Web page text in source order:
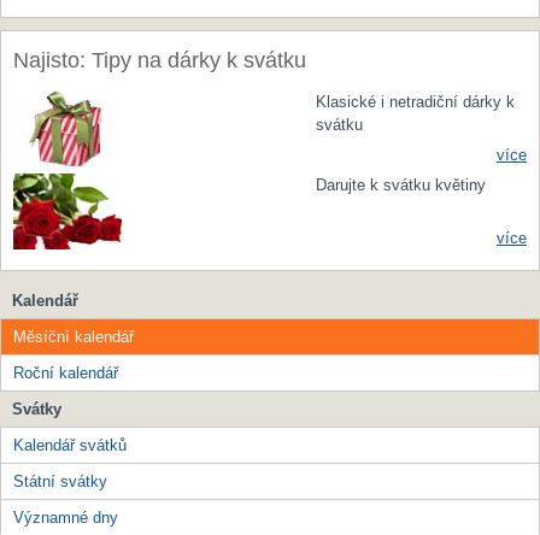
Najisto: Tipy na dárky k svátku
Klasické i netradiční dárky k
svátku
více
Darujte k svátku květiny
více
Kalendář
Měsíční kalendář
Roční kalendář
Svátky
Kalendář svátků
Státní svátky
Významné dny